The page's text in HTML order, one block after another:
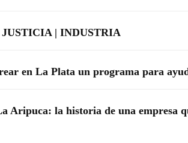
| INDUSTRIA
en La Plata un programa para
Aripuca: la historia de una empresa